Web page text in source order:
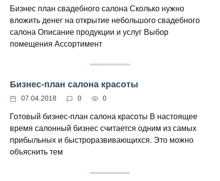
Бизнес план свадебного салона Сколько нужно
вложить денег на открытие небольшого свадебного
салона Описание продукции и услуг Выбор
помещения Ассортимент
Бизнес-план салона красоты
07.04.2018 0 0
Готовый бизнес-план салона красоты В настоящее
время салонный бизнес считается одним из самых
прибыльных и быстроразвивающихся. Это можно
объяснить тем